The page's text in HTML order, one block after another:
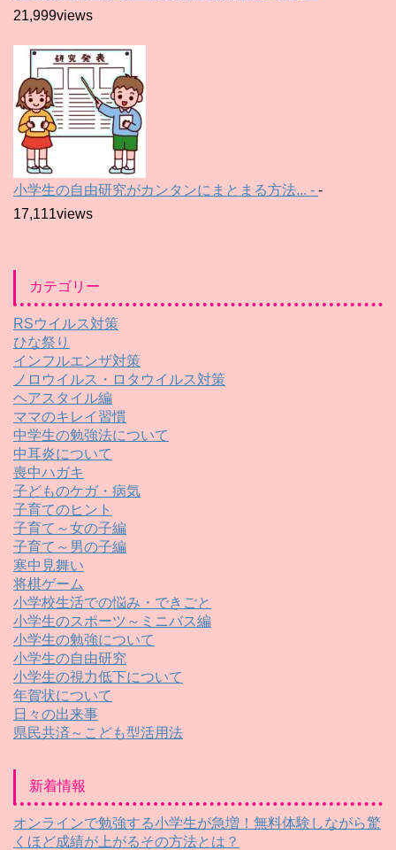
21,999views
小学生の自由研究がカンタンにまとまる方法... - -
17,111views
カテゴリー
RSウイルス対策
ひな祭り
インフルエンザ対策
ノロウイルス・ロタウイルス対策
ヘアスタイル編
ママのキレイ習慣
中学生の勉強法について
中耳炎について
喪中ハガキ
子どものケガ・病気
子育てのヒント
子育て～女の子編
子育て～男の子編
寒中見舞い
将棋ゲーム
小学校生活での悩み・できごと
小学生のスポーツ～ミニバス編
小学生の勉強について
小学生の自由研究
小学生の視力低下について
年賀状について
日々の出来事
県民共済～こども型活用法
新着情報
オンラインで勉強する小学生が急増！無料体験しながら驚
くほど成績が上がるその方法とは？